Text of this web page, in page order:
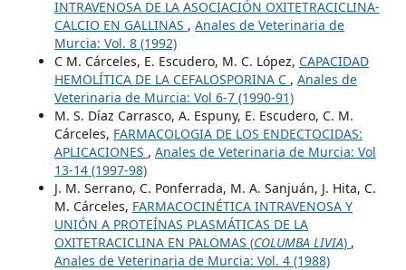
INTRAVENOSA DE LA ASOCIACIÓN OXITETRACICLINA-
CALCIO EN GALLINAS , Anales de Veterinaria de
Murcia: Vol. 8 (1992)
C M. Cárceles, E. Escudero, M. C. López, CAPACIDAD
HEMOLÍTICA DE LA CEFALOSPORINA C , Anales de
Veterinaria de Murcia: Vol 6-7 (1990-91)
M. S. Díaz Carrasco, A. Espuny, E. Escudero, C. M.
Cárceles, FARMACOLOGIA DE LOS ENDECTOCIDAS:
APLICACIONES , Anales de Veterinaria de Murcia: Vol
13-14 (1997-98)
J. M. Serrano, C. Ponferrada, M. A. Sanjuán, J. Hita, C.
M. Cárceles, FARMACOCINÉTICA INTRAVENOSA Y
UNIÓN A PROTEÍNAS PLASMÁTICAS DE LA
OXITETRACICLINA EN PALOMAS (COLUMBA LIVIA) ,
Anales de Veterinaria de Murcia: Vol. 4 (1988)